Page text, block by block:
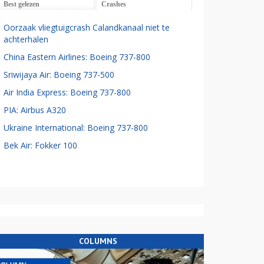
Best gelezen Crashes
Oorzaak vliegtuigcrash Calandkanaal niet te
achterhalen
China Eastern Airlines: Boeing 737-800
Sriwijaya Air: Boeing 737-500
Air India Express: Boeing 737-800
PIA: Airbus A320
Ukraine International: Boeing 737-800
Bek Air: Fokker 100
COLUMNS